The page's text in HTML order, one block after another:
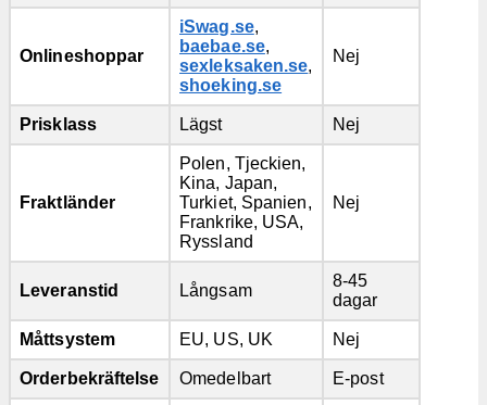
Onlineshoppar
iSwag.se,
baebae.se,
sexleksaken.se,
shoeking.se
Nej
Prisklass Lägst Nej
Fraktländer
Polen, Tjeckien,
Kina, Japan,
Turkiet, Spanien,
Frankrike, USA,
Ryssland
Nej
Leveranstid Långsam
8-45
dagar
Måttsystem EU, US, UK Nej
Orderbekräftelse Omedelbart E-post